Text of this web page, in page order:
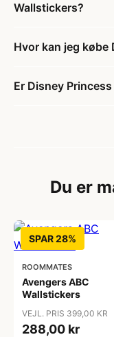
Wallstickers?
Hvor kan jeg købe
Er Disney
Du er
SPAR 28%
ROOMMATES
Avengers ABC
Wallstickers
VEJL. PRIS 399,00 KR
288,00 kr